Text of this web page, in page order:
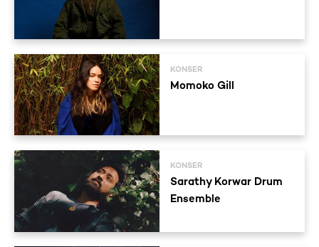
KONSER
Momoko Gill
KONSER
Sarathy Korwar Drum
Ensemble